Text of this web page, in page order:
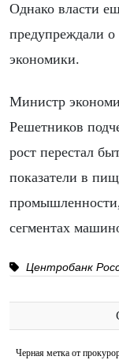
Однако власти
предупреждали о
экономики.
Министр
Решетников
рост перестал
показатели в
сегментах
Центробанк
Черная метка от